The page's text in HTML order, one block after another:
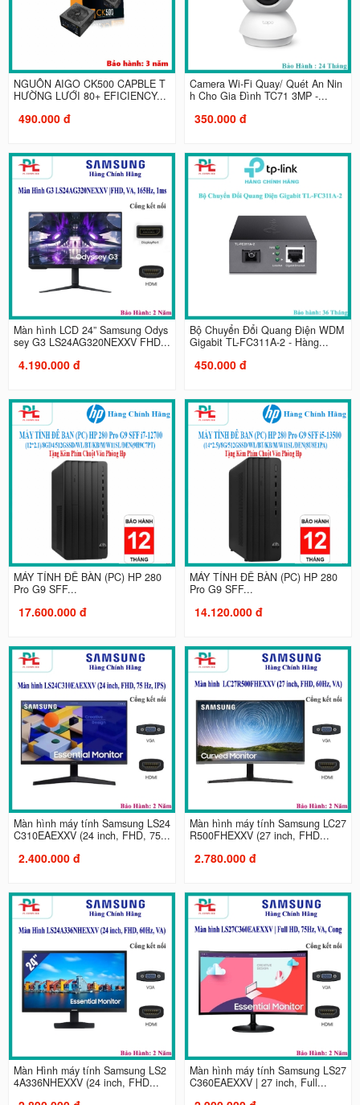
NGUỒN AIGO CK500 CAPBLE T
HƯỜNG LƯỚI 80+ EFICIENCY...
490.000 đ
Camera Wi-Fi Quay/ Quét An Nin
h Cho Gia Đình TC71 3MP -...
350.000 đ
Màn hình LCD 24” Samsung Odys
sey G3 LS24AG320NEXXV FHD...
4.190.000 đ
Bộ Chuyển Đổi Quang Điện WDM
Gigabit TL-FC311A-2 - Hàng...
450.000 đ
MÁY TÍNH ĐỂ BÀN (PC) HP 280
Pro G9 SFF...
17.600.000 đ
MÁY TÍNH ĐỂ BÀN (PC) HP 280
Pro G9 SFF...
14.120.000 đ
Màn hình máy tính Samsung LS24
C310EAEXXV (24 inch, FHD, 75...
2.400.000 đ
Màn hình máy tính Samsung LC27
R500FHEXXV (27 inch, FHD...
2.780.000 đ
Màn Hình máy tính Samsung LS2
4A336NHEXXV (24 inch, FHD...
Màn hình máy tính Samsung LS27
C360EAEXXV | 27 inch, Full...